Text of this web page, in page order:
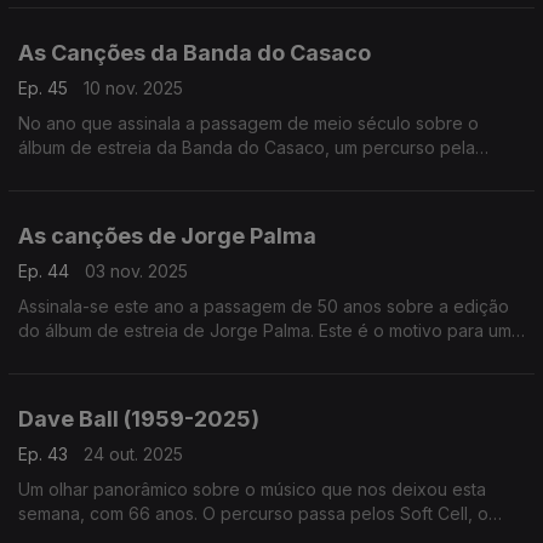
As Canções da Banda do Casaco
Ep. 45
10 nov. 2025
No ano que assinala a passagem de meio século sobre o
álbum de estreia da Banda do Casaco, um percurso pela
As canções de Jorge Palma
Ep. 44
03 nov. 2025
Assinala-se este ano a passagem de 50 anos sobre a edição
do álbum de estreia de Jorge Palma. Este é o motivo para uma
Dave Ball (1959-2025)
Ep. 43
24 out. 2025
Um olhar panorâmico sobre o músico que nos deixou esta
semana, com 66 anos. O percurso passa pelos Soft Cell, o